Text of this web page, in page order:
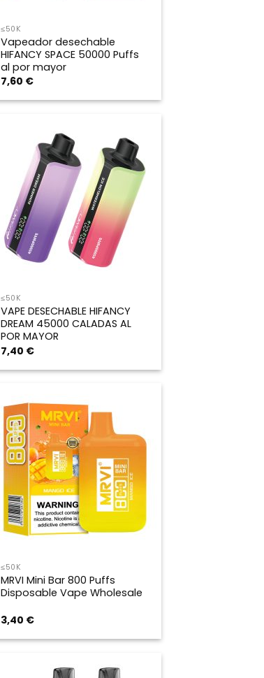
≤50K
Vapeador desechable
HIFANCY SPACE 50000 Puffs
al por mayor
7,60 €
≤50K
VAPE DESECHABLE HIFANCY
DREAM 45000 CALADAS AL
POR MAYOR
7,40 €
≤50K
MRVI Mini Bar 800 Puffs
Disposable Vape Wholesale
3,40 €